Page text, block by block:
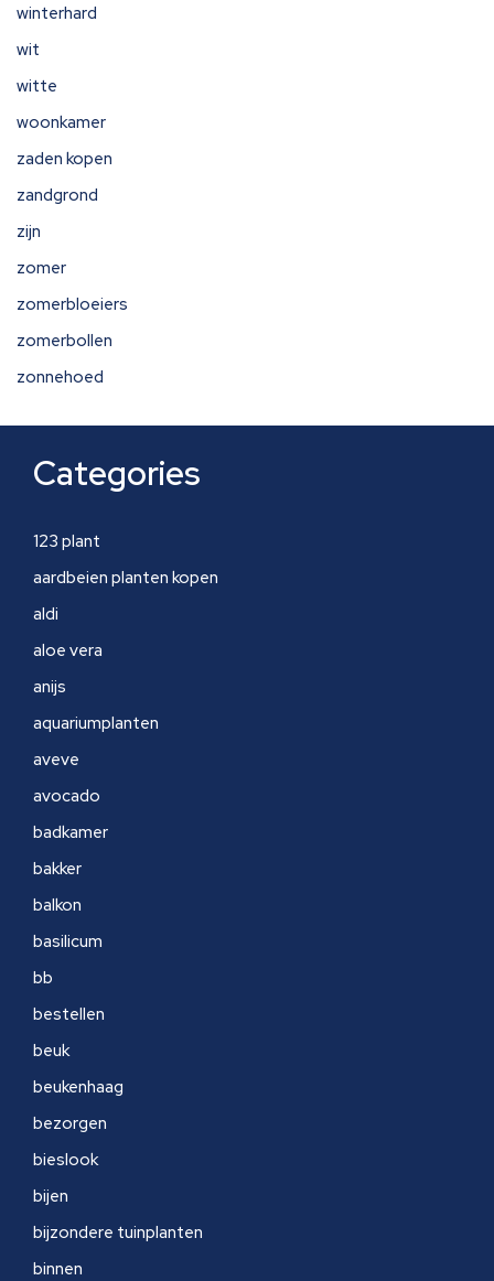
winterhard
wit
witte
woonkamer
zaden kopen
zandgrond
zijn
zomer
zomerbloeiers
zomerbollen
zonnehoed
Categories
123 plant
aardbeien planten kopen
aldi
aloe vera
anijs
aquariumplanten
aveve
avocado
badkamer
bakker
balkon
basilicum
bb
bestellen
beuk
beukenhaag
bezorgen
bieslook
bijen
bijzondere tuinplanten
binnen